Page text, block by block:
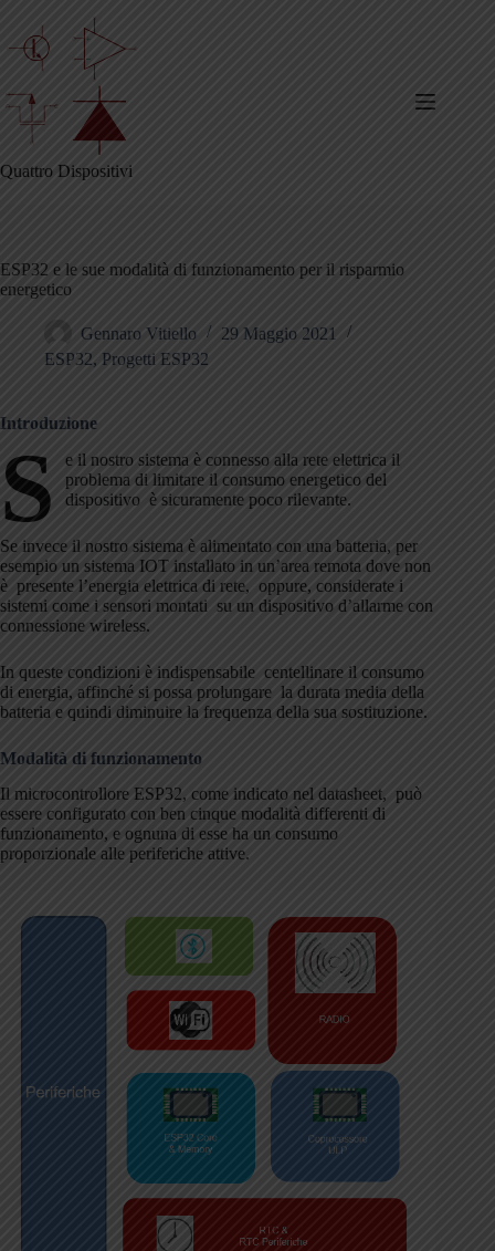
contenuto
Quattro Dispositivi
ESP32 e le sue modalità di funzionamento per il risparmio
energetico
Gennaro Vitiello
29 Maggio 2021
ESP32, Progetti ESP32
Introduzione
S
e il nostro sistema è connesso alla rete elettrica il
problema di limitare il consumo energetico del
dispositivo è sicuramente poco rilevante.
Se invece il nostro sistema è alimentato con una batteria, per
esempio un sistema IOT installato in un’area remota dove non
è presente l’energia elettrica di rete, oppure, considerate i
sistemi come i sensori montati su un dispositivo d’allarme con
connessione wireless.
In queste condizioni è indispensabile centellinare il consumo
di energia, affinché si possa prolungare la durata media della
batteria e quindi diminuire la frequenza della sua sostituzione.
Modalità di funzionamento
Il microcontrollore ESP32, come indicato nel datasheet, può
essere configurato con ben cinque modalità differenti di
funzionamento, e ognuna di esse ha un consumo
proporzionale alle periferiche attive.